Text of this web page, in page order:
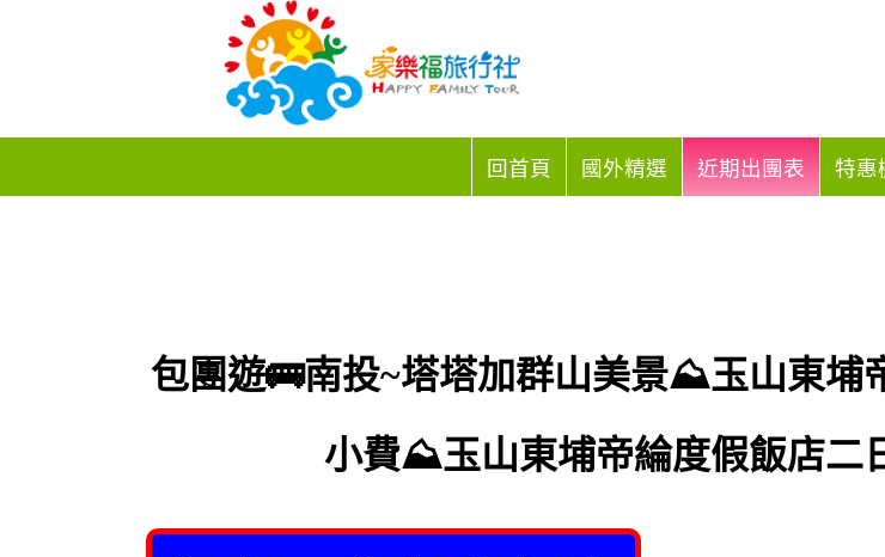
回首頁 國外精選 近期出團表 特惠
包團遊🚌南投~塔塔加群山美景⛰️玉山東埔
小費⛰️玉山東埔帝綸度假飯店二